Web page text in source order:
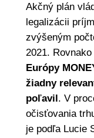
Akčný plán
legalizácii
zvýšeným
2021. Rovnako
Európy
žiadny
poľavil. V
očisťovania
je podľa Lucie